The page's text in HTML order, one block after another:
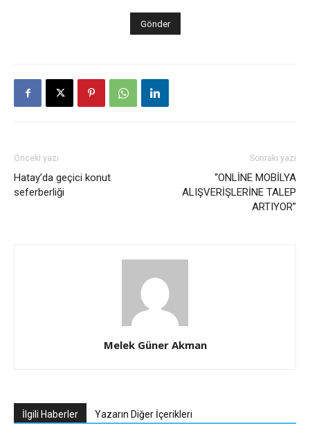
Önceki yazı
Hatay’da geçici konut
seferberliği
Sonraki yazı
“ONLİNE MOBİLYA
ALIŞVERİŞLERİNE TALEP
ARTIYOR”
Melek Güner Akman
İlgili Haberler Yazarın Diğer İçerikleri